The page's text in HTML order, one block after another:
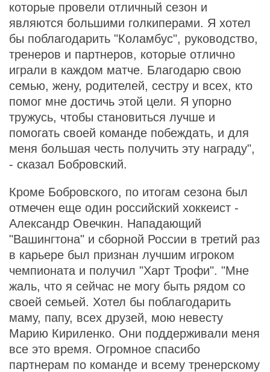
которые провели отличный сезон и
являются большими голкиперами. Я хотел
бы поблагодарить "Коламбус", руководство,
тренеров и партнеров, которые отлично
играли в каждом матче. Благодарю свою
семью, жену, родителей, сестру и всех, кто
помог мне достичь этой цели. Я упорно
тружусь, чтобы становиться лучше и
помогать своей команде побеждать, и для
меня большая честь получить эту награду",
- сказал Бобровский.
Кроме Бобровского, по итогам сезона был
отмечен еще один российский хоккеист -
Александр Овечкин. Нападающий
"Вашингтона" и сборной России в третий раз
в карьере был признан лучшим игроком
чемпионата и получил "Харт Трофи". "Мне
жаль, что я сейчас не могу быть рядом со
своей семьей. Хотел бы поблагодарить
маму, папу, всех друзей, мою невесту
Марию Кириленко. Они поддерживали меня
все это время. Огромное спасибо
партнерам по команде и всему тренерскому